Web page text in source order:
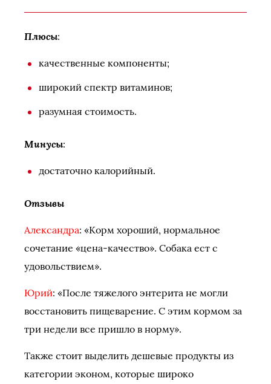
Плюсы:
качественные компоненты;
широкий спектр витаминов;
разумная стоимость.
Минусы:
достаточно калорийный.
Отзывы
Александра: «Корм хороший, нормальное
сочетание «цена-качество». Собака ест с
удовольствием».
Юрий: «После тяжелого энтерита не могли
восстановить пищеварение. С этим кормом за
три недели все пришло в норму».
Также стоит выделить дешевые продукты из
категории эконом, которые широко